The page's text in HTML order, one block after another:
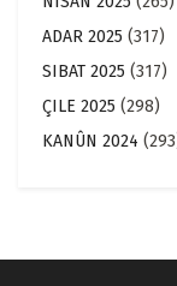
ADAR 2025 (317)
SIBAT 2025 (317)
ÇILE 2025 (298)
KANÛN 2024